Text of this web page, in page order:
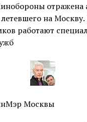
отражена
на
работают
Москвы